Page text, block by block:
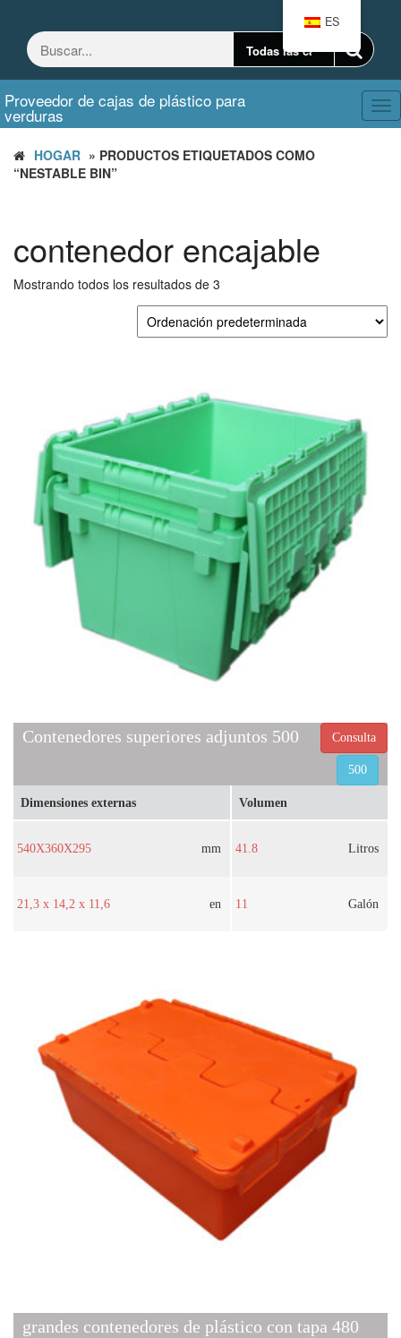
contenido
Proveedor de cajas de plástico para
verduras
HOGAR » PRODUCTOS ETIQUETADOS COMO
“NESTABLE BIN”
contenedor encajable
Mostrando todos los resultados de 3
Contenedores superiores adjuntos 500 Consulta
500
Dimensiones externas
540X360X295 mm
21,3 x 14,2 x 11,6 en
Volumen
41.8 Litros
11 Galón
grandes contenedores de plástico con tapa 480
ES